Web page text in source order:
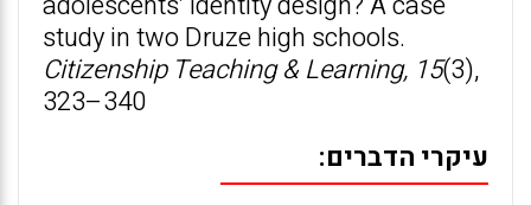
study in two Druze high schools.
Citizenship Teaching & Learning, 15(3),
323–340
עיקרי הדברים: